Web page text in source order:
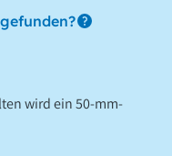
wird ein 50-mm-